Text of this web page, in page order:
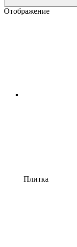
Отображение
Плитка